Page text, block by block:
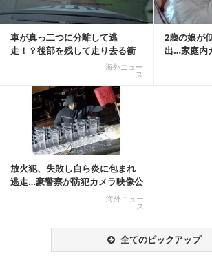
車が真っ二つに分離して逃
走！？後部を残して走り去る衝
海外ニュー
ス
2歳の娘が
出…家庭内
放火犯、失敗し自ら炎に包まれ
逃走…豪警察が防犯カメラ映像公
海外ニュー
ス
全てのピックアップ